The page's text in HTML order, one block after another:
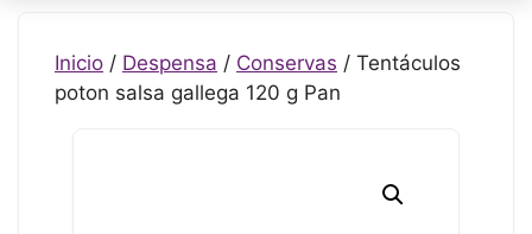
Inicio / Despensa / Conservas / Tentáculos
poton salsa gallega 120 g Pan